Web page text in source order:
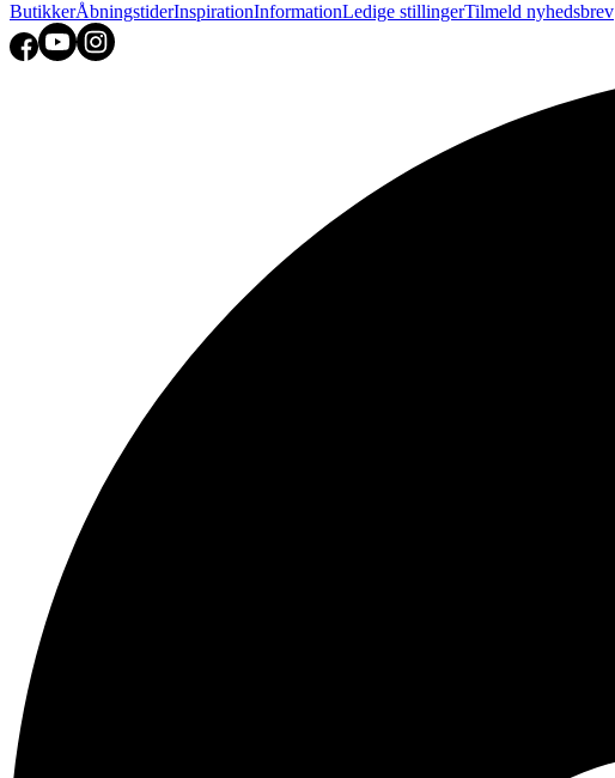
ButikkerÅbningstiderInspirationInformationLedige stillingerTilmeld nyhedsbrev